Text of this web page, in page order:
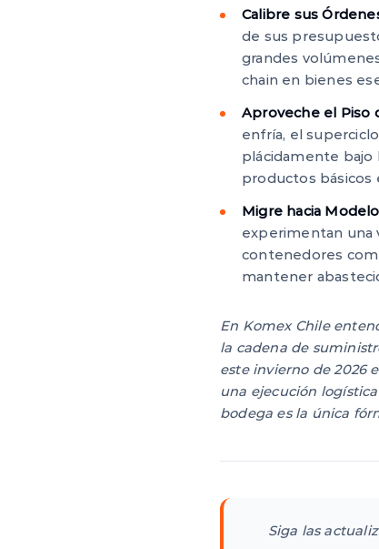
Calibre sus
de sus
grandes
chain en bienes
Aproveche el Piso
enfría, el
plácidamente bajo
productos básicos
Migre hacia
experimentan una
contenedores
mantener
En Komex Chile
la cadena de
este invierno de 2026
una ejecución
bodega es la única
Siga las